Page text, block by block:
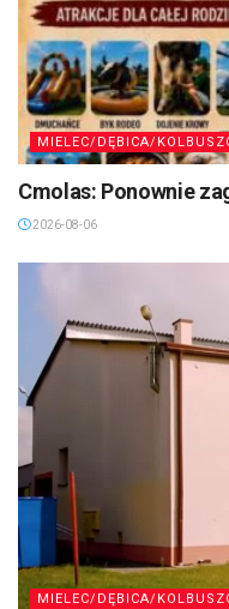
MIELEC/DĘBICA/
Cmolas: Ponownie
2026-08-06
MIELEC/DĘBICA/